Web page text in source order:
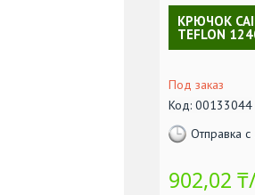
КРЮЧОК
TEFLON
Под заказ
Код: 00133044
Отправка с
902,02